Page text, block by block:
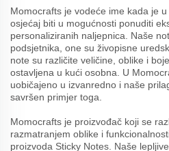
Momocrafts je vodeće ime kada je
osjećaj biti u mogućnosti ponuditi
personaliziranih naljepnica. Naše
podsjetnika, one su živopisne
note su različite veličine, oblike i
ostavljena u kući osobna. U
uobičajeno u izvanredno i naše
savršen primjer toga.
Momocrafts je proizvođač koji se
razmatranjem oblike i
proizvoda Sticky Notes. Naše